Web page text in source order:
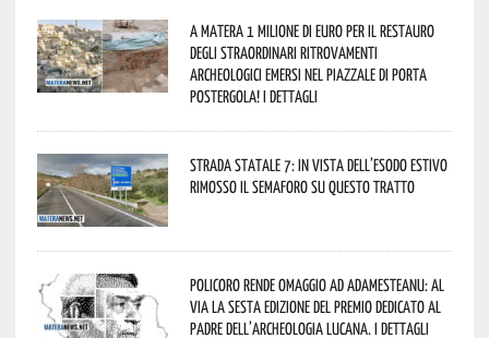
A Matera 1 milione di euro per il restauro
degli straordinari ritrovamenti
archeologici emersi nel piazzale di Porta
Postergola! I dettagli
Strada statale 7: in vista dell’esodo estivo
rimosso il semaforo su questo tratto
Policoro rende omaggio ad Adamesteanu: al
via la sesta edizione del Premio dedicato al
padre dell’archeologia lucana. I dettagli